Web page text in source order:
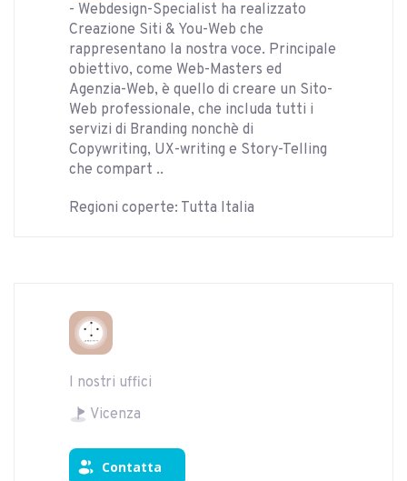
- Webdesign-Specialist ha realizzato
Creazione Siti & You-Web che
rappresentano la nostra voce. Principale
obiettivo, come Web-Masters ed
Agenzia-Web, è quello di creare un Sito-
Web professionale, che includa tutti i
servizi di Branding nonchè di
Copywriting, UX-writing e Story-Telling
che compart ..
Regioni coperte: Tutta Italia
I nostri uffici
Vicenza
Contatta